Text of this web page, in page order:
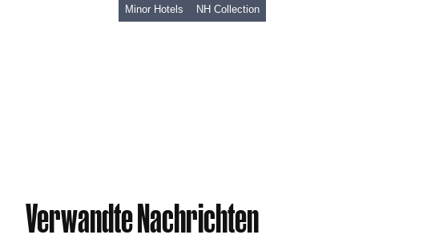
Minor Hotels NH Collection
Verwandte Nachrichten